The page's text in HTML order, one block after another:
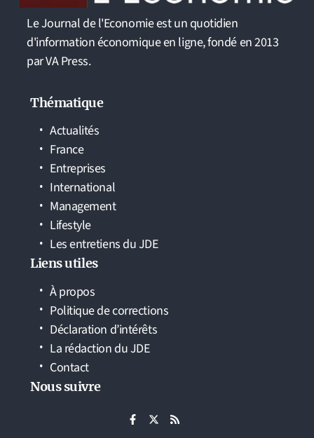
Le Journal de l'Economie est un quotidien
d'information économique en ligne, fondé en 2013
par VA Press.
Thématique
Actualités
France
Entreprises
International
Management
Lifestyle
Les entretiens du JDE
Liens utiles
À propos
Politique de corrections
Déclaration d’intérêts
La rédaction du JDE
Contact
Nous suivre